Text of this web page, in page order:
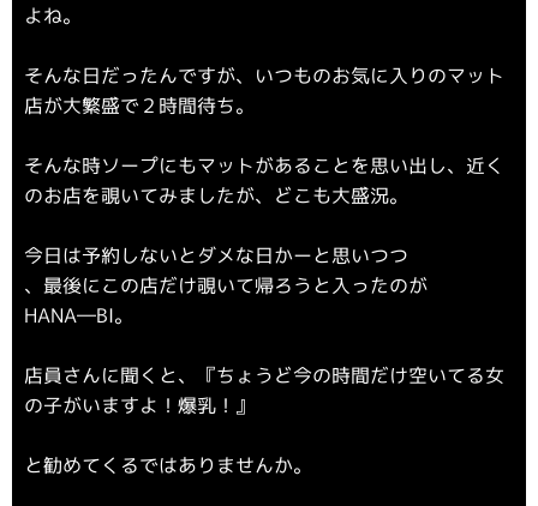
よね。
そんな日だったんですが、いつものお気に入りのマット
店が大繁盛で２時間待ち。
そんな時ソープにもマットがあることを思い出し、近く
のお店を覗いてみましたが、どこも大盛況。
今日は予約しないとダメな日かーと思いつつ
、最後にこの店だけ覗いて帰ろうと入ったのが
HANA―BI。
店員さんに聞くと、『ちょうど今の時間だけ空いてる女
の子がいますよ！爆乳！』
と勧めてくるではありませんか。